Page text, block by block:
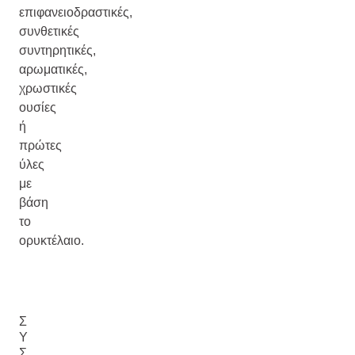
επιφανειοδραστικές,
συνθετικές
συντηρητικές,
αρωματικές,
χρωστικές
ουσίες
ή
πρώτες
ύλες
με
βάση
το
ορυκτέλαιο.
Σ
Υ